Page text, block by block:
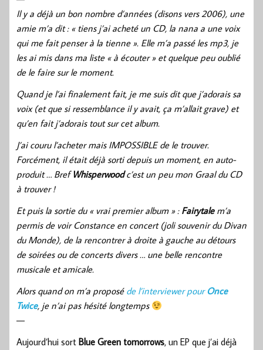
Il y a déjà un bon nombre d’années (disons vers 2006), une
amie m’a dit : « tiens j’ai acheté un CD, la nana a une voix
qui me fait penser à la tienne ». Elle m’a passé les mp3, je
les ai mis dans ma liste « à écouter » et quelque peu oublié
de le faire sur le moment.
Quand je l’ai finalement fait, je me suis dit que j’adorais sa
voix (et que si ressemblance il y avait, ça m’allait grave) et
qu’en fait j’adorais tout sur cet album.
J’ai couru l’acheter mais IMPOSSIBLE de le trouver.
Forcément, il était déjà sorti depuis un moment, en auto-
produit … BrefWhisperwoodc’est un peu mon Graal du CD
à trouver !
Et puis la sortie du « vrai premier album » : Fairytalem’a
permis de voir Constance en concert (joli souvenir du Divan
du Monde), de la rencontrer à droite à gauche au détours
de soirées ou de concerts divers … une belle rencontre
musicale et amicale.
Alors quand on m’a proposé de l’interviewer pour Once
Twice, je n’ai pas hésité longtemps
—
Aujourd’hui sort Blue Green tomorrows, un EP que j’ai déjà